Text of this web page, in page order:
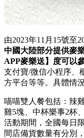
由2023年11月15號至
中國大陸部分提供麥
APP麥樂送】度可以參
支付寶/微信小程序、
方平台等等。具體情
喵喵雙人餐包括：辣
雞5塊、中杯樂事2杯
活動期間，全國每日
間店備貨數量有分別